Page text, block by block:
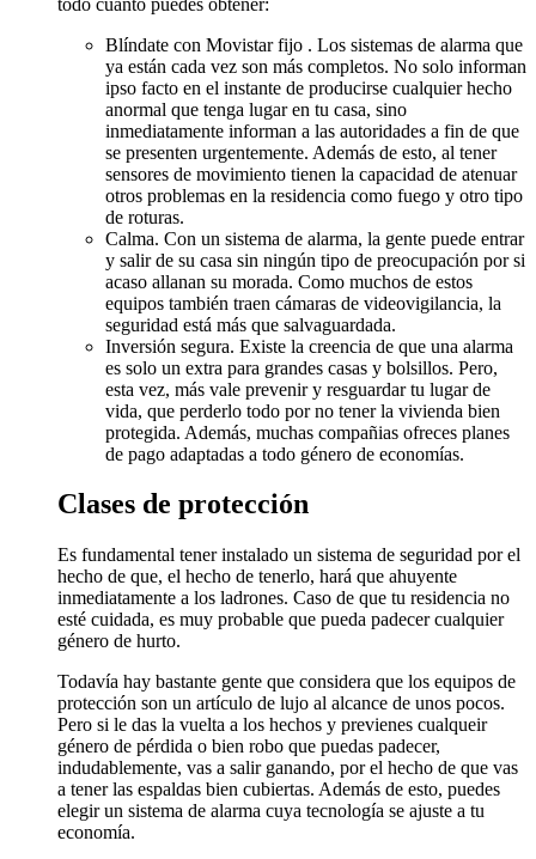
Blíndate con Movistar fijo . Los sistemas de alarma que
ya están cada vez son más completos. No solo informan
ipso facto en el instante de producirse cualquier hecho
anormal que tenga lugar en tu casa, sino
inmediatamente informan a las autoridades a fin de que
se presenten urgentemente. Además de esto, al tener
sensores de movimiento tienen la capacidad de atenuar
otros problemas en la residencia como fuego y otro tipo
de roturas.
Calma. Con un sistema de alarma, la gente puede entrar
y salir de su casa sin ningún tipo de preocupación por si
acaso allanan su morada. Como muchos de estos
equipos también traen cámaras de videovigilancia, la
seguridad está más que salvaguardada.
Inversión segura. Existe la creencia de que una alarma
es solo un extra para grandes casas y bolsillos. Pero,
esta vez, más vale prevenir y resguardar tu lugar de
vida, que perderlo todo por no tener la vivienda bien
protegida. Además, muchas compañias ofreces planes
de pago adaptadas a todo género de economías.
Clases de protección
Es fundamental tener instalado un sistema de seguridad por el
hecho de que, el hecho de tenerlo, hará que ahuyente
inmediatamente a los ladrones. Caso de que tu residencia no
esté cuidada, es muy probable que pueda padecer cualquier
género de hurto.
Todavía hay bastante gente que considera que los equipos de
protección son un artículo de lujo al alcance de unos pocos.
Pero si le das la vuelta a los hechos y previenes cualqueir
género de pérdida o bien robo que puedas padecer,
indudablemente, vas a salir ganando, por el hecho de que vas
a tener las espaldas bien cubiertas. Además de esto, puedes
elegir un sistema de alarma cuya tecnología se ajuste a tu
economía.